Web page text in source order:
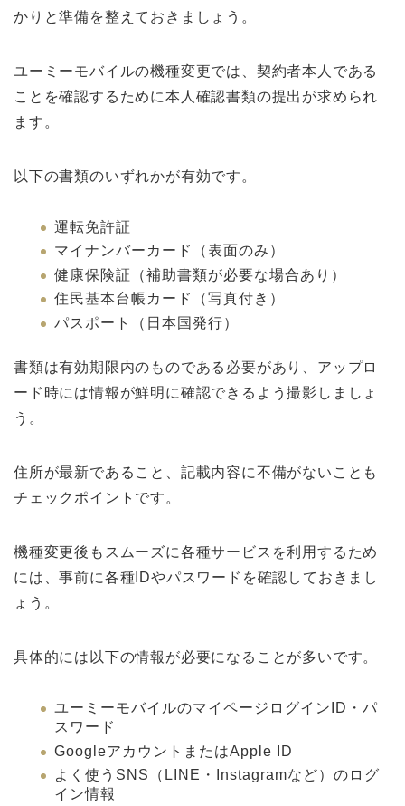
かりと準備を整えておきましょう。
ユーミーモバイルの機種変更では、契約者本人である
ことを確認するために本人確認書類の提出が求められ
ます。
以下の書類のいずれかが有効です。
運転免許証
マイナンバーカード（表面のみ）
健康保険証（補助書類が必要な場合あり）
住民基本台帳カード（写真付き）
パスポート（日本国発行）
書類は有効期限内のものである必要があり、アップロ
ード時には情報が鮮明に確認できるよう撮影しましょ
う。
住所が最新であること、記載内容に不備がないことも
チェックポイントです。
機種変更後もスムーズに各種サービスを利用するため
には、事前に各種IDやパスワードを確認しておきまし
ょう。
具体的には以下の情報が必要になることが多いです。
ユーミーモバイルのマイページログインID・パ
スワード
GoogleアカウントまたはApple ID
よく使うSNS（LINE・Instagramなど）のログ
イン情報